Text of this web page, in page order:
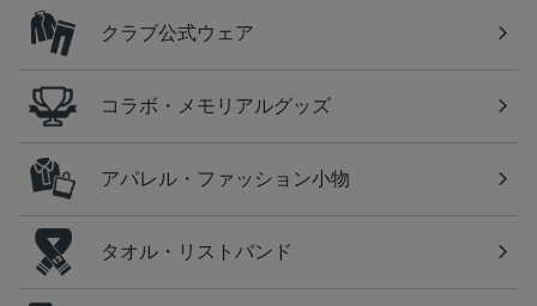
クラブ公式ウェア
コラボ・メモリアルグッズ
アパレル・ファッション小物
タオル・リストバンド